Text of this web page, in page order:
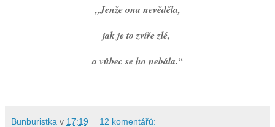
„Jenže ona nevěděla,
jak je to zvíře zlé,
a vůbec se ho nebála.“
Bunburistka v 17:19 12 komentářů: